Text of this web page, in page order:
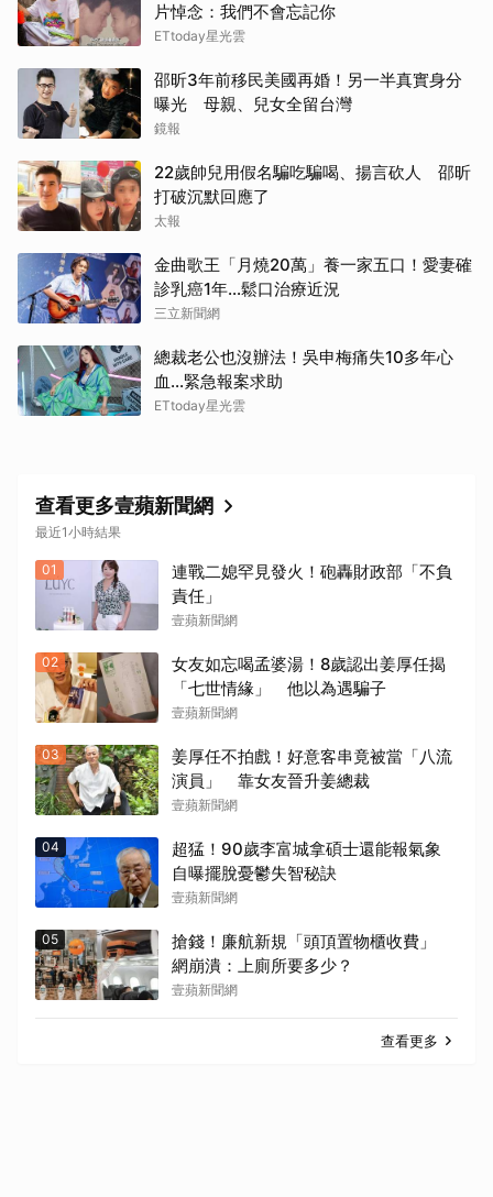
片悼念：我們不會忘記你
ETtoday星光雲
邵昕3年前移民美國再婚！另一半真實身分
曝光 母親、兒女全留台灣
鏡報
22歲帥兒用假名騙吃騙喝、揚言砍人 邵昕
打破沉默回應了
太報
金曲歌王「月燒20萬」養一家五口！愛妻確
診乳癌1年…鬆口治療近況
三立新聞網
總裁老公也沒辦法！吳申梅痛失10多年心
血...緊急報案求助
ETtoday星光雲
查看更多壹蘋新聞網
最近1小時結果
01
連戰二媳罕見發火！砲轟財政部「不負
責任」
壹蘋新聞網
02
女友如忘喝孟婆湯！8歲認出姜厚任揭
「七世情緣」 他以為遇騙子
壹蘋新聞網
03
姜厚任不拍戲！好意客串竟被當「八流
演員」 靠女友晉升姜總裁
壹蘋新聞網
04
超猛！90歲李富城拿碩士還能報氣象
自曝擺脫憂鬱失智秘訣
壹蘋新聞網
05
搶錢！廉航新規「頭頂置物櫃收費」
網崩潰：上廁所要多少？
壹蘋新聞網
查看更多